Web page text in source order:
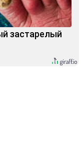
застарелый